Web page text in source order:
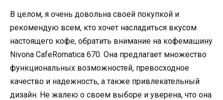
В целом, я очень довольна своей покупкой и
рекомендую всем, кто хочет насладиться вкусом
настоящего кофе, обратить внимание на кофемашину
Nivona CafeRomatica 670. Она предлагает множество
функциональных возможностей, превосходное
качество и надежность, а также привлекательный
дизайн. Не жалею о своем выборе и уверена, что она